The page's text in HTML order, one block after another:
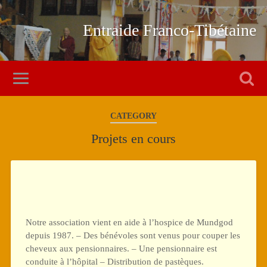
Entraide Franco-Tibétaine
CATEGORY
Projets en cours
Notre association vient en aide à l’hospice de Mundgod
depuis 1987. – Des bénévoles sont venus pour couper les
cheveux aux pensionnaires. – Une pensionnaire est
conduite à l’hôpital – Distribution de pastèques.